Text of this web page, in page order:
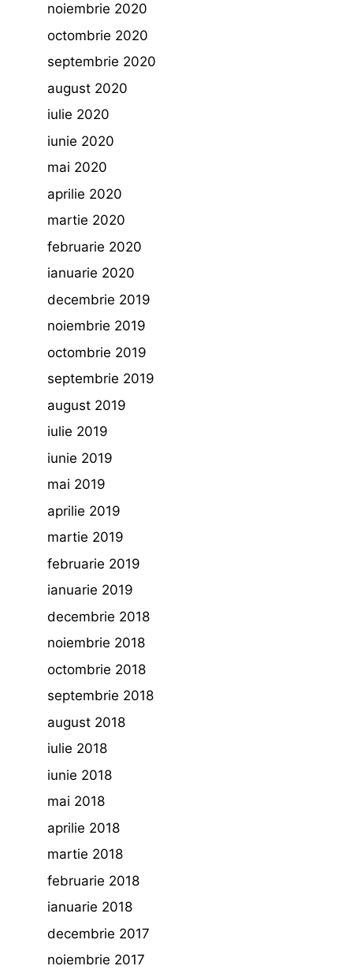
noiembrie 2020
octombrie 2020
septembrie 2020
august 2020
iulie 2020
iunie 2020
mai 2020
aprilie 2020
martie 2020
februarie 2020
ianuarie 2020
decembrie 2019
noiembrie 2019
octombrie 2019
septembrie 2019
august 2019
iulie 2019
iunie 2019
mai 2019
aprilie 2019
martie 2019
februarie 2019
ianuarie 2019
decembrie 2018
noiembrie 2018
octombrie 2018
septembrie 2018
august 2018
iulie 2018
iunie 2018
mai 2018
aprilie 2018
martie 2018
februarie 2018
ianuarie 2018
decembrie 2017
noiembrie 2017